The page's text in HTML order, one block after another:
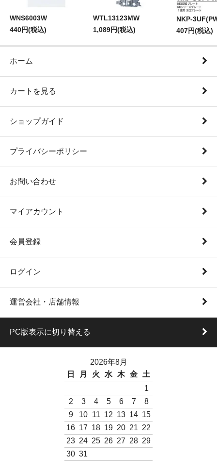
WNS6003W
440円(税込)
WTL13123MW
1,089円(税込)
NKP-
407円(税込)
ホーム
カートを見る
ショップガイド
プライバシーポリシー
お問い合わせ
マイアカウント
会員登録
ログイン
運営会社・店舗情報
PC版表示に切り替える
2026年8月
日
月 火 水 木 金
土
1
2
3 4 5 6 7
8
9
10 11 12 13 14 15
16 17 18 19 20 21 22
23 24 25 26 27 28 29
30 31